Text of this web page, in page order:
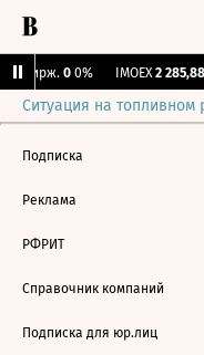
Бирж. 0 0% IMOEX 2 285,88
Ситуация на топливном
Подписка
Реклама
РФРИТ
Справочник компаний
Подписка для юр.лиц